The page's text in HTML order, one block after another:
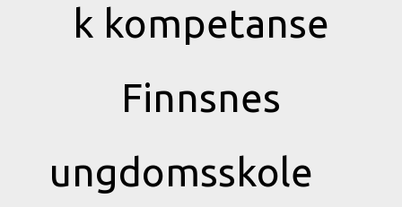
k kompetanse
Finnsnes
ungdomsskole